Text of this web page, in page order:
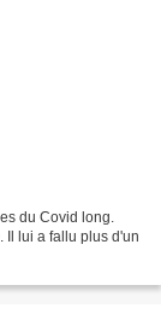
du Covid long.
Il lui a fallu plus d'un